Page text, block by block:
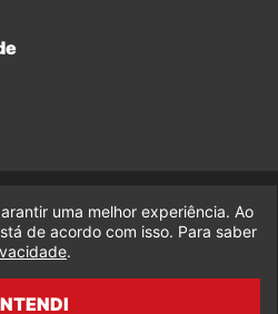
uma empresa da Legado
uma melhor experiência. Ao
de acordo com isso. Para saber
.